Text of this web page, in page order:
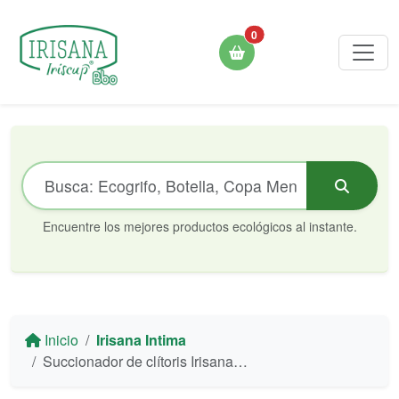
0
Encuentre los mejores productos ecológicos al instante.
Inicio
Irisana Intima
Succionador de clítoris Irisana íntima Rose